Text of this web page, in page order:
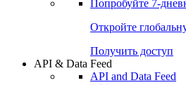
Проверка
Попробуйте7-
Откройте